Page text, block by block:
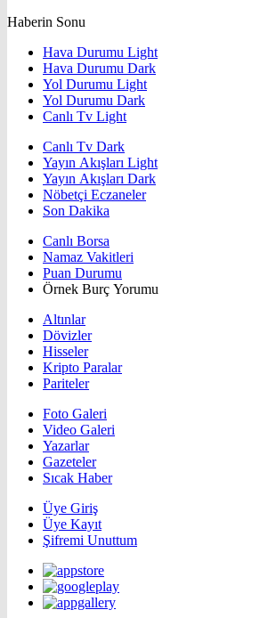
Haberin Sonu
Hava Durumu Light
Hava Durumu Dark
Yol Durumu Light
Yol Durumu Dark
Canlı Tv Light
Canlı Tv Dark
Yayın Akışları Light
Yayın Akışları Dark
Nöbetçi Eczaneler
Son Dakika
Canlı Borsa
Namaz Vakitleri
Puan Durumu
Örnek Burç Yorumu
Altınlar
Dövizler
Hisseler
Kripto Paralar
Pariteler
Foto Galeri
Video Galeri
Yazarlar
Gazeteler
Sıcak Haber
Üye Giriş
Üye Kayıt
Şifremi Unuttum